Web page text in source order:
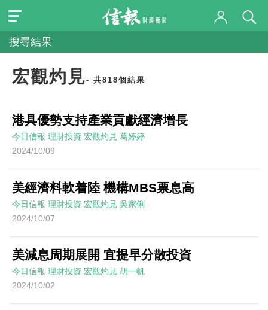
搜尋結果
宏觀灼見- 共818個結果
港具優勢支持產業貢獻經濟增長
今日信報 理財投資 宏觀灼見 葛婷婷
2024/10/09
美經濟料軟着陸 機構MBS票息高
今日信報 理財投資 宏觀灼見 吳家俐
2024/10/07
美減息周期展開 宜提早分散投資
今日信報 理財投資 宏觀灼見 胡一帆
2024/10/02